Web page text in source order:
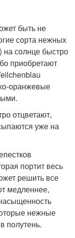
быть не
сорта нежных
на солнце быстро
приобретают
оранжевые
отцветают,
уже на
портит весь
решить все
медленнее,
нежные
полутень.